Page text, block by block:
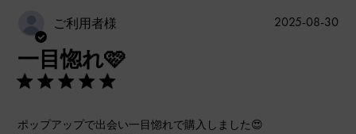
ご利用者様
一目惚れ🩷
ポップアップで出会い一目惚れで購入しました😍
公
2025-08-30